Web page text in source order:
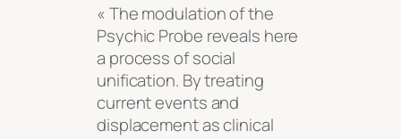
« The modulation of the
Psychic Probe reveals here
a process of social
unification. By treating
current events and
displacement as clinical